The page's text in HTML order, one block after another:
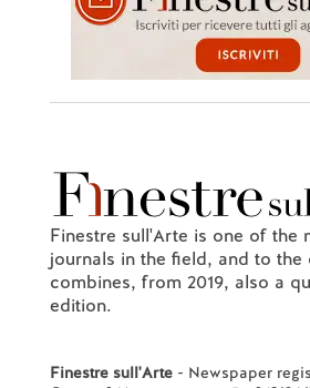
Finestre sull'Arte is one of the
journals in the field, and to the
combines, from 2019, also a
edition.
Finestre sull'Arte- Newspaper